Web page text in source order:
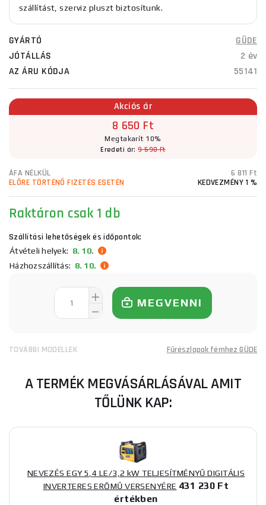
szállítást, szerviz pluszt biztosítunk.
GYÁRTÓ
GÜDE
JÓTÁLLÁS
2 év
AZ ÁRU KÓDJA
55141
Akciós ár
8 650 Ft
Megtakarít 10%
Eredeti ár:9 590 Ft
ÁFA NÉLKÜL
6 811 Ft
ELŐRE TÖRTÉNŐ FIZETÉS ESETÉN
KEDVEZMÉNY 1 %
Raktáron csak 1 db
Szállítási lehetőségek és időpontok:
Átvételi helyek: 8. 10.
Házhozszállítás: 8. 10.
MEGVENNI
TOVÁBBI MODELLEK Fűrészlapok fémhez GÜDE
A TERMÉK MEGVÁSÁRLÁSÁVAL AMIT
TŐLÜNK KAP:
NEVEZÉS EGY 5,4 LE/3,2 kW TELJESÍTMÉNYŰ DIGITÁLIS
INVERTERES ERŐMŰ VERSENYÉRE 431 230 Ft
értékben